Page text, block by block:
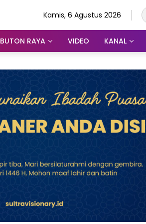
Kamis, 6 Agustus 2026
BUTON RAYA VIDEO KANAL